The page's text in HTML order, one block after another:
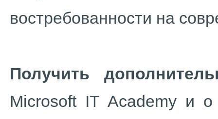
востребованности на
Получить
Microsoft IT Academy и